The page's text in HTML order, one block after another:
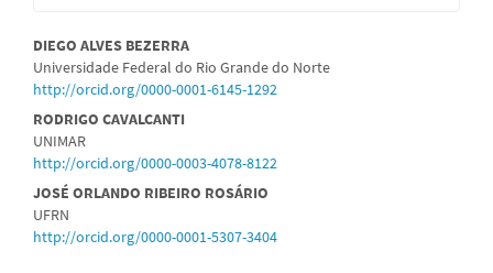
Conteúdo
do
artigo
principal
DIEGO ALVES BEZERRA
Universidade Federal do Rio Grande do Norte
http://orcid.org/0000-0001-6145-1292
RODRIGO CAVALCANTI
UNIMAR
http://orcid.org/0000-0003-4078-8122
JOSÉ ORLANDO RIBEIRO ROSÁRIO
UFRN
http://orcid.org/0000-0001-5307-3404